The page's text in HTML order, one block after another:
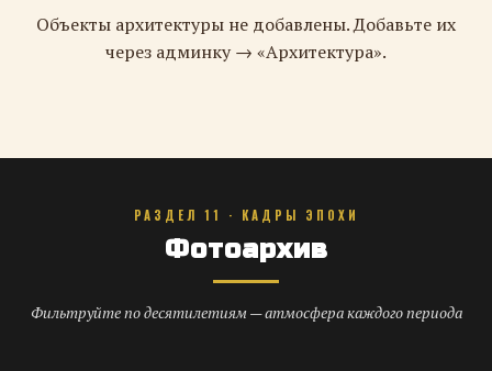
Объекты архитектуры не добавлены. Добавьте их
через админку → «Архитектура».
РАЗДЕЛ 11 · КАДРЫ ЭПОХИ
Фотоархив
Фильтруйте по десятилетиям — атмосфера каждого периода